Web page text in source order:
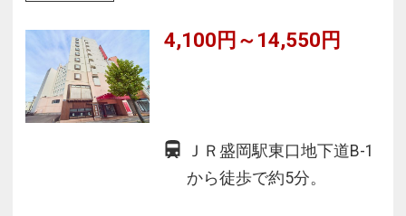
女性に安心「レディ―スシングル」や館内1階の
コンビニも好評です。
4,100円～14,550円
ＪＲ盛岡駅東口地下道B-1
から徒歩で約5分。